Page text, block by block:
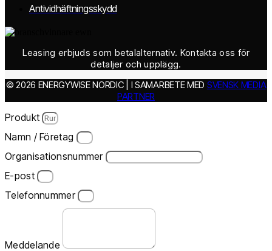
Antividhäftningsskydd
Leasing erbjuds som betalalternativ. Kontakta oss för
detaljer och upplägg.
© 2026 ENERGYWISE NORDIC | I SAMARBETE MED SVENSK MEDIA
PARTNER
Produkt
Namn / Företag
Organisationsnummer
E-post
Telefonnummer
Meddelande